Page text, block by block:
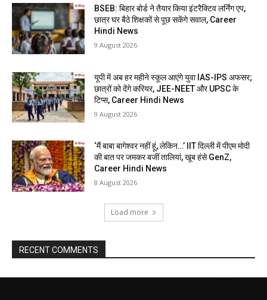
BSEB: बिहार बोर्ड ने तैयार किया इंटरैक्टिव लर्निंग एप,
छात्र घर बैठे शिक्षकों से पूछ सकेंगे सवाल, Career
Hindi News
9 August 2026
यूपी में अब हर महीने स्कूल आएंगे युवा IAS-IPS अफसर;
छात्रों को देंगे करियर, JEE-NEET और UPSC के
टिप्स, Career Hindi News
9 August 2026
‘मैं बाबा बागेश्वर नहीं हूं, लेकिन…’ IIT दिल्ली में पीएम मोदी
की बात पर जमकर बजीं तालियां, खूब हंसे GenZ,
Career Hindi News
8 August 2026
Load more
RECENT COMMENTS